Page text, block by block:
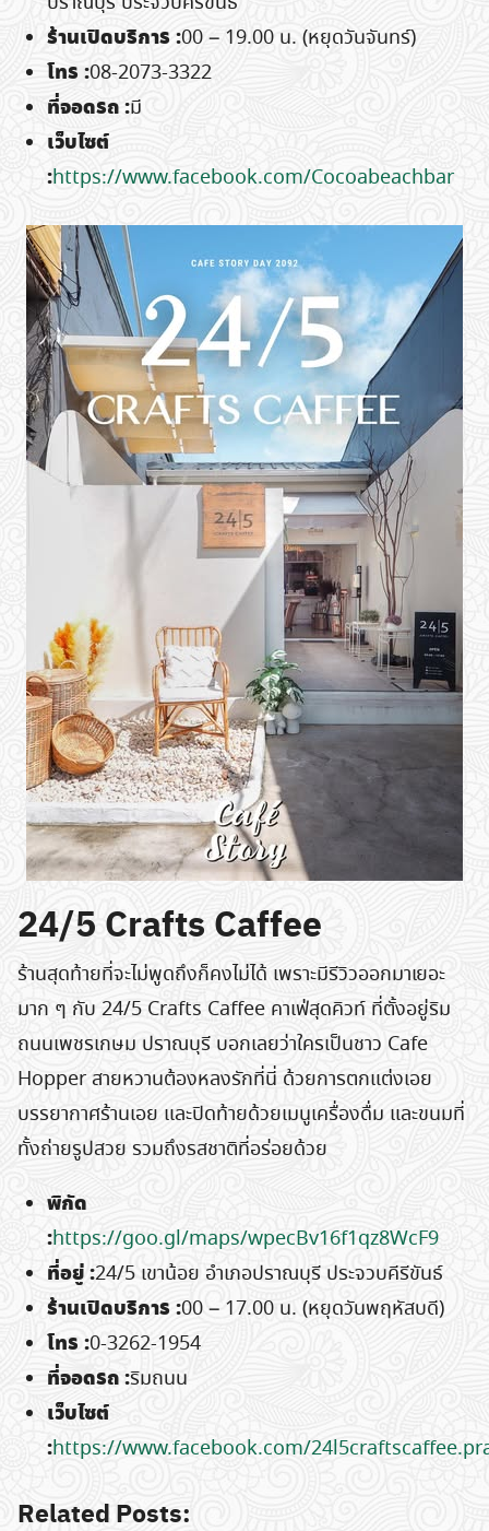
Search
for:
ร้านเปิดบริการ:00 – 19.00 น. (หยุดวันจันทร์)
โทร :08-2073-3322
ที่จอดรถ:มี
เว็บไซต์
:https://www.facebook.com/Cocoabeachbar
24/5 Crafts Caffee
ร้านสุดท้ายที่จะไม่พูดถึงก็คงไม่ได้ เพราะมีรีวิวออกมาเยอะ
มาก ๆ กับ 24/5 Crafts Caffee คาเฟ่สุดคิวท์ ที่ตั้งอยู่ริม
ถนนเพชรเกษม ปราณบุรี บอกเลยว่าใครเป็นชาว Cafe
Hopper สายหวานต้องหลงรักที่นี่ ด้วยการตกแต่งเอย
บรรยากาศร้านเอย และปิดท้ายด้วยเมนูเครื่องดื่ม และขนมที่
ทั้งถ่ายรูปสวย รวมถึงรสชาติที่อร่อยด้วย
พิกัด
:https://goo.gl/maps/wpecBv16f1qz8WcF9
ที่อยู่:24/5 เขาน้อย อำเภอปราณบุรี ประจวบคีรีขันธ์
ร้านเปิดบริการ:00 – 17.00 น. (หยุดวันพฤหัสบดี)
โทร :0-3262-1954
ที่จอดรถ:ริมถนน
เว็บไซต์
:https://www.facebook.com/
Related Posts: